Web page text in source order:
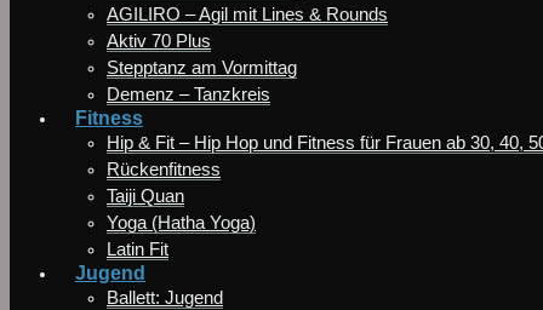
AGILIRO – Agil mit Lines & Rounds
Aktiv 70 Plus
Stepptanz am Vormittag
Demenz – Tanzkreis
Fitness
Hip & Fit – Hip Hop und Fitness für Frauen ab 30, 40,
Rückenfitness
Taiji Quan
Yoga (Hatha Yoga)
Latin Fit
Jugend
Ballett: Jugend